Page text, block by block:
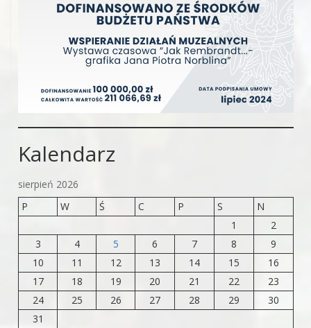
Kalendarz
sierpień 2026
P
W Ś C P S
N
1
2
3
4 5 6 7 8
9
10
11 12 13 14 15
16
17
18 19 20 21 22
23
24
25 26 27 28 29
30
31